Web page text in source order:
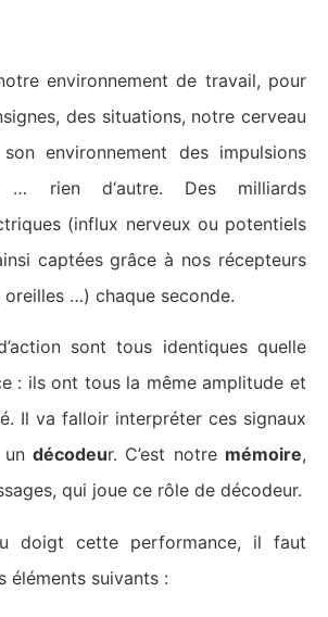
environnement de travail, pour
des situations, notre cerveau
environnement des impulsions
… rien d‘autre. Des milliards
(influx nerveux ou potentiels
captées grâce à nos récepteurs
oreilles …) chaque seconde.
sont tous identiques quelle
: ils ont tous la même amplitude et
Il va falloir interpréter ces signaux
undécodeur. C’est notre mémoire,
qui joue ce rôle de décodeur.
doigt cette performance, il faut
éléments suivants :